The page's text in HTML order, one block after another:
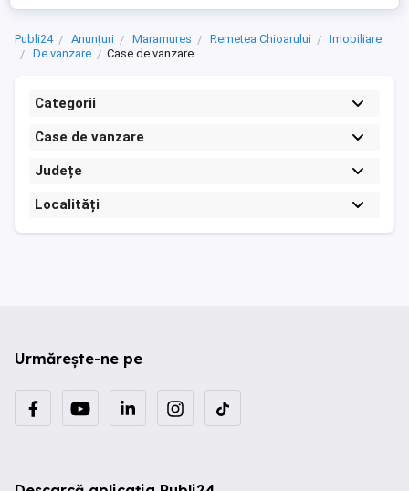
Publi24 Anunțuri Maramures Remetea Chioarului
Imobiliare
De vanzare
Case de vanzare
Categorii
Case de vanzare
Județe
Localități
Urmărește-ne pe